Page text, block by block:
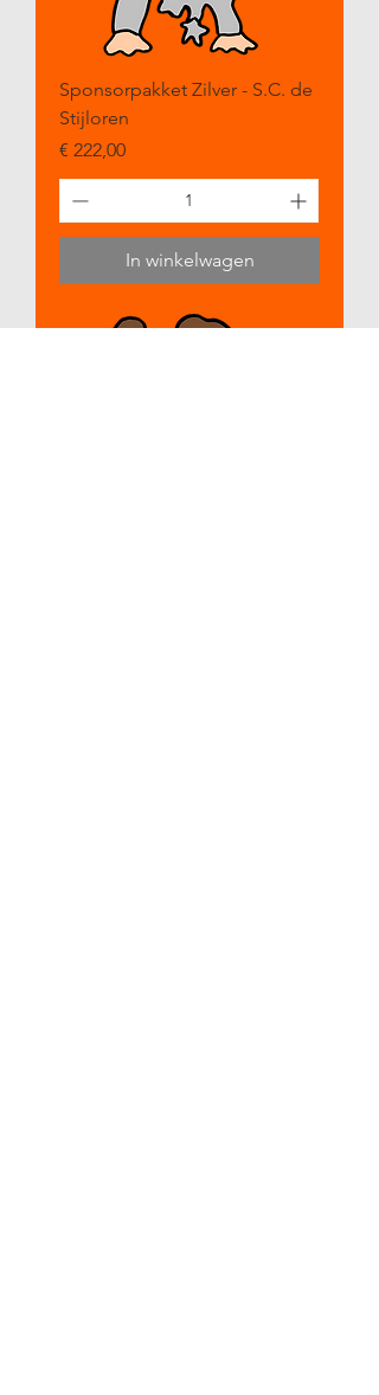
Sponsorpakket Zilver - S.C. de
Stijloren
Prijs
€ 222,00
In winkelwagen